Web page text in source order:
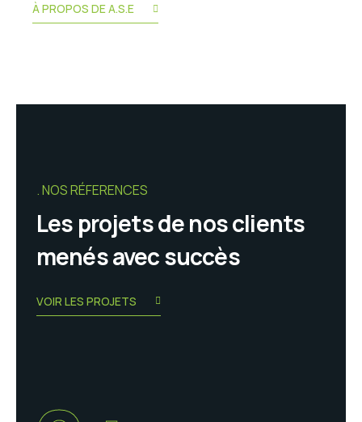
À PROPOS DE A.S.E
NOS RÉFERENCES
Les projets de nos clients
menés avec succès
VOIR LES PROJETS